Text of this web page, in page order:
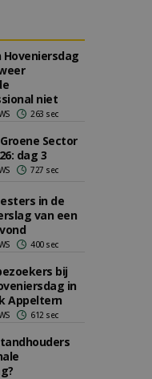
niet
263 sec
Sector
dag 3
727 sec
in de
van een
400 sec
bij
in
Appeltern
612 sec